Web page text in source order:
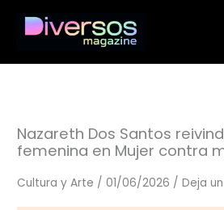
Nazareth Dos Santos
femenina en Mujer contra
Cultura y Arte /01/06/2026 /Deja